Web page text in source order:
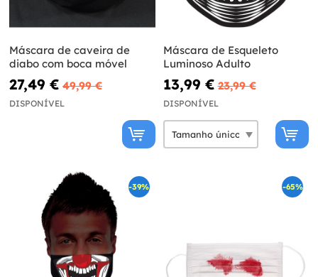
Máscara de caveira de
diabo com boca móvel
27,49 € 49,99 €
DISPONÍVEL
Máscara de Esqueleto
Luminoso Adulto
13,99 € 23,99 €
DISPONÍVEL
-39% -65%